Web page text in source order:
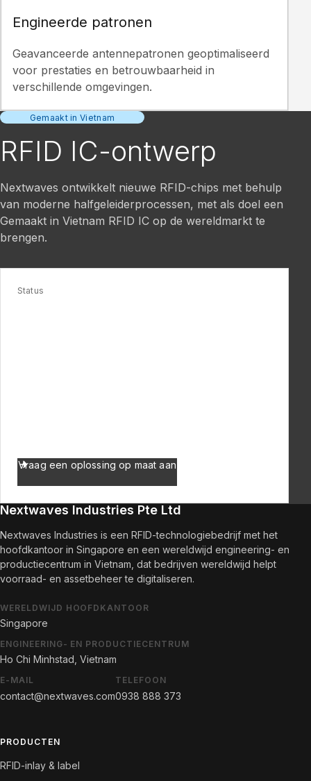
Engineerde patronen
Geavanceerde antennepatronen geoptimaliseerd
voor prestaties en betrouwbaarheid in
verschillende omgevingen.
Gemaakt in Vietnam
RFID IC-ontwerp
Nextwaves ontwikkelt nieuwe RFID-chips met behulp
van moderne halfgeleiderprocessen, met als doel een
Gemaakt in Vietnam RFID IC op de wereldmarkt te
brengen.
Status
Vraag een oplossing op maat aan
Nextwaves Industries Pte Ltd
Nextwaves Industries is een RFID-technologiebedrijf met het
hoofdkantoor in Singapore en een wereldwijd engineering- en
productiecentrum in Vietnam, dat bedrijven wereldwijd helpt
voorraad- en assetbeheer te digitaliseren.
WERELDWIJD HOOFDKANTOOR
Singapore
ENGINEERING- EN PRODUCTIECENTRUM
Ho Chi Minhstad, Vietnam
E-MAIL
contact@nextwaves.com
TELEFOON
0938 888 373
PRODUCTEN
RFID-inlay & label